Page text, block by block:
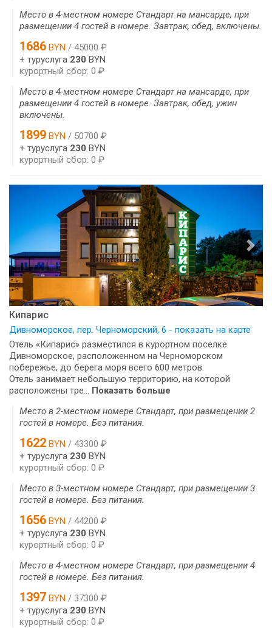
Место в 4-местном номере Стандарт на мансарде, при
размещении 4 гостей в номере. Завтрак, обед, включены.
1686 BYN / 45000 ₽
+ туруслуга 230 BYN
курортный сбор: 0 ₽
Место в 4-местном номере Стандарт на мансарде, при
размещении 4 гостей в номере. Завтрак, обед, ужин
включены.
1899 BYN / 50700 ₽
+ туруслуга 230 BYN
курортный сбор: 0 ₽
Кипарис
Дивноморское, пер. Черноморский, 6 - показать на карте
Отель «Кипарис» разместился в курортном поселке
Дивноморское, расположенном на Черноморском
побережье, до берега моря всего 600 метров.
Отель занимает небольшую территорию, на которой
расположены тре... Показать больше
Место в 2-местном номере Стандарт, при размещении 2
гостей в номере. Без питания.
1622 BYN / 43300 ₽
+ туруслуга 230 BYN
курортный сбор: 0 ₽
Место в 3-местном номере Стандарт, при размещении 3
гостей в номере. Без питания.
1656 BYN / 44200 ₽
+ туруслуга 230 BYN
курортный сбор: 0 ₽
Место в 4-местном номере Стандарт, при размещении 4
гостей в номере. Без питания.
1397 BYN / 37300 ₽
+ туруслуга 230 BYN
курортный сбор: 0 ₽